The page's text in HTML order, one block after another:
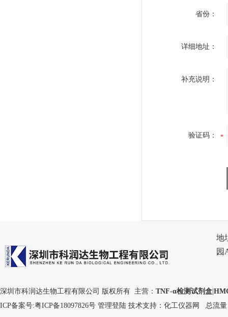
省份：
详细地址：
补充说明：
验证码：
地
园
深圳市科润达生物工程有限公司 版权所有 主营： TNF-α检测试剂盒
ICP备案号:粤ICP备18097826号 管理登陆 技术支持： 化工仪器网 总流量